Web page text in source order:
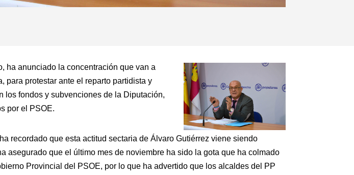
ha anunciado la concentración que van a
para protestar ante el reparto partidista y
los fondos y subvenciones de la Diputación,
por el PSOE.
recordado que esta actitud sectaria de Álvaro Gutiérrez viene siendo
asegurado que el último mes de noviembre ha sido la gota que ha colmado
Provincial del PSOE, por lo que ha advertido que los alcaldes del PP